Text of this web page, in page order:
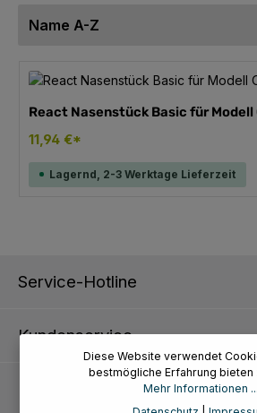
React Nasenstück Basic für
11,94 €*
Lagernd, 2-3 Werktage Lieferzeit
Service-Hotline
Kundenservice
Diese Website verwendet
bestmögliche Erfahrung bieten
Mehr Informationen ...